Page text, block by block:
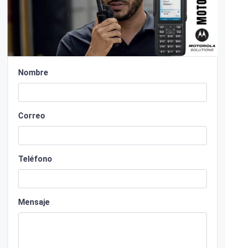
Nombre
Correo
Teléfono
Mensaje